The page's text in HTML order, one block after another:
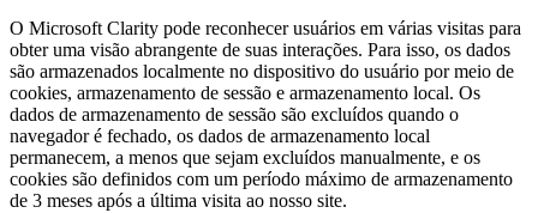
O Microsoft Clarity pode reconhecer usuários em várias visitas para
obter uma visão abrangente de suas interações. Para isso, os dados
são armazenados localmente no dispositivo do usuário por meio de
cookies, armazenamento de sessão e armazenamento local. Os
dados de armazenamento de sessão são excluídos quando o
navegador é fechado, os dados de armazenamento local
permanecem, a menos que sejam excluídos manualmente, e os
cookies são definidos com um período máximo de armazenamento
de 3 meses após a última visita ao nosso site.